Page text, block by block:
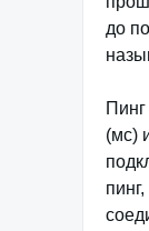
до
(мс)